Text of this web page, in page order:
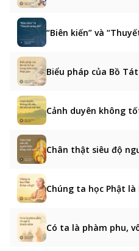
“Biên kiến” và
Cảnh duyên không
Chân thật siêu độ
Chúng ta học Phật là
Có ta là phàm phu,